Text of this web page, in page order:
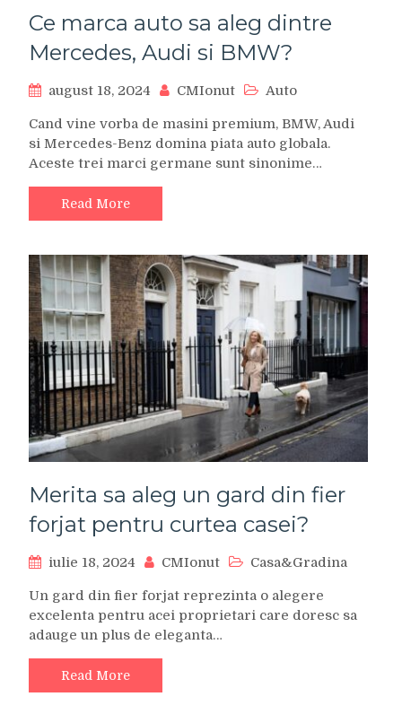
Ce marca auto sa aleg dintre
Mercedes, Audi si BMW?
august 18, 2024 CMIonut Auto
Cand vine vorba de masini premium, BMW, Audi
si Mercedes-Benz domina piata auto globala.
Aceste trei marci germane sunt sinonime…
Read More
Merita sa aleg un gard din fier
forjat pentru curtea casei?
iulie 18, 2024 CMIonut Casa&Gradina
Un gard din fier forjat reprezinta o alegere
excelenta pentru acei proprietari care doresc sa
adauge un plus de eleganta…
Read More